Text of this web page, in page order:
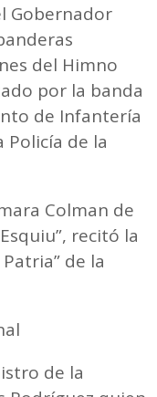
Gobernador
del Himno
por la banda
de Infantería
Policía de la
Colman de
recitó la
de la
de la